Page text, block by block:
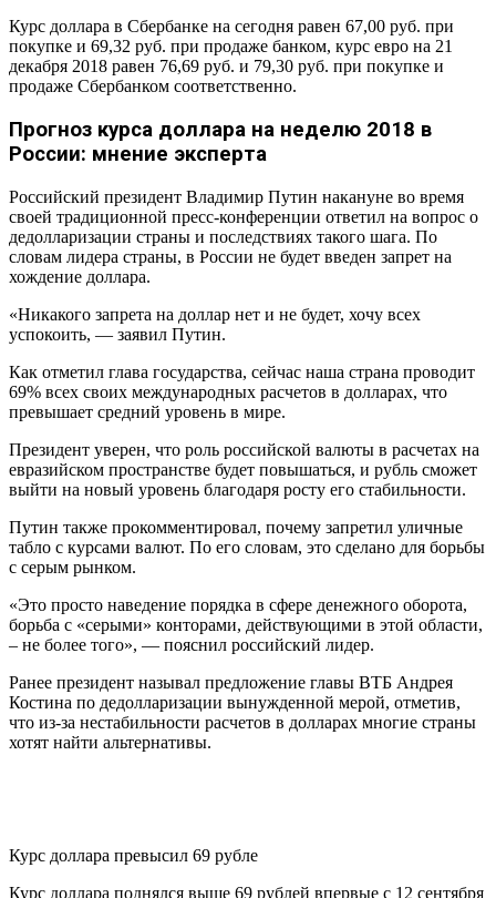
Курс доллара в Сбербанке на сегодня равен 67,00 руб. при
покупке и 69,32 руб. при продаже банком, курс евро на 21
декабря 2018 равен 76,69 руб. и 79,30 руб. при покупке и
продаже Сбербанком соответственно.
Прогноз курса доллара на неделю 2018 в
России: мнение эксперта
Российский президент Владимир Путин накануне во время
своей традиционной пресс-конференции ответил на вопрос о
дедолларизации страны и последствиях такого шага. По
словам лидера страны, в России не будет введен запрет на
хождение доллара.
«Никакого запрета на доллар нет и не будет, хочу всех
успокоить, — заявил Путин.
Как отметил глава государства, сейчас наша страна проводит
69% всех своих международных расчетов в долларах, что
превышает средний уровень в мире.
Президент уверен, что роль российской валюты в расчетах на
евразийском пространстве будет повышаться, и рубль сможет
выйти на новый уровень благодаря росту его стабильности.
Путин также прокомментировал, почему запретил уличные
табло с курсами валют. По его словам, это сделано для борьбы
с серым рынком.
«Это просто наведение порядка в сфере денежного оборота,
борьба с «серыми» конторами, действующими в этой области,
– не более того», — пояснил российский лидер.
Ранее президент называл предложение главы ВТБ Андрея
Костина по дедолларизации вынужденной мерой, отметив,
что из-за нестабильности расчетов в долларах многие страны
хотят найти альтернативы.
Курс доллара превысил 69 рубле
Курс доллара поднялся выше 69 рублей впервые с 12 сентября